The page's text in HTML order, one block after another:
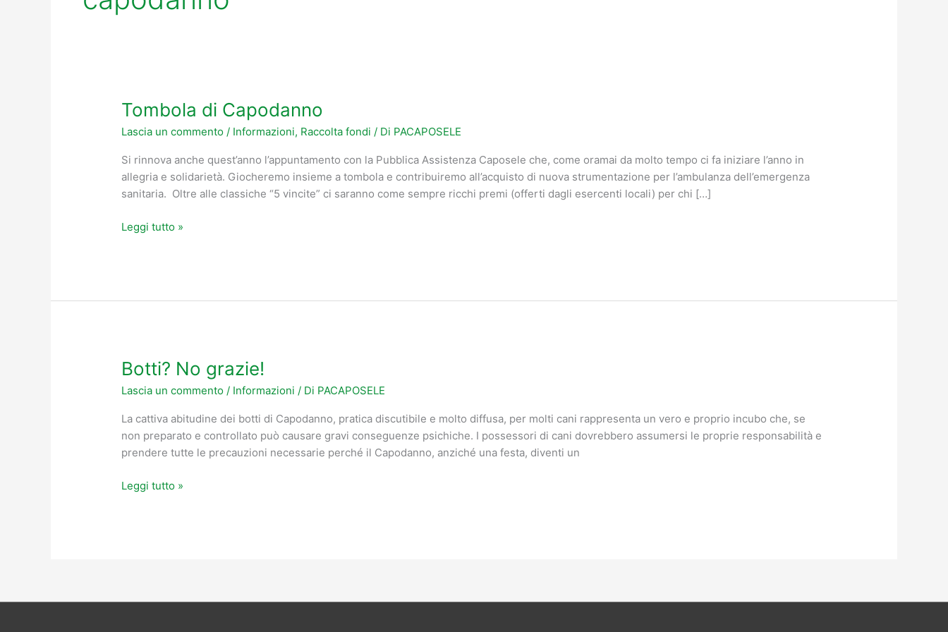
Tombola di Capodanno
Lascia un commento / Informazioni, Raccolta fondi / Di PACAPOSELE
Si rinnova anche quest’anno l’appuntamento con la Pubblica Assistenza Caposele che, come oramai da molto tempo ci fa iniziare l’anno in
allegria e solidarietà. Giocheremo insieme a tombola e contribuiremo all’acquisto di nuova strumentazione per l’ambulanza dell’emergenza
sanitaria. Oltre alle classiche “5 vincite” ci saranno come sempre ricchi premi (offerti dagli esercenti locali) per chi […]
Tombola
Capodanno
Leggi tutto »
Botti? No grazie!
Lascia un commento / Informazioni / Di PACAPOSELE
La cattiva abitudine dei botti di Capodanno, pratica discutibile e molto diffusa, per molti cani rappresenta un vero e proprio incubo che, se
non preparato e controllato può causare gravi conseguenze psichiche. I possessori di cani dovrebbero assumersi le proprie responsabilità e
prendere tutte le precauzioni necessarie perché il Capodanno, anziché una festa, diventi un
Botti?
grazie!
Leggi tutto »